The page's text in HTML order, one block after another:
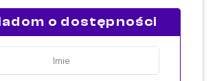
o dostępności